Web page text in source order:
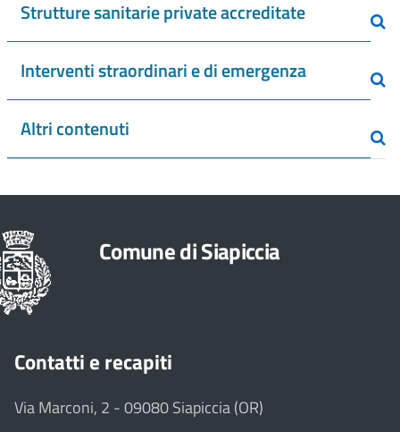
Strutture sanitarie private accreditate
Interventi straordinari e di emergenza
Altri contenuti
Comune di Siapiccia
Contatti e recapiti
Via Marconi, 2 - 09080 Siapiccia (OR)